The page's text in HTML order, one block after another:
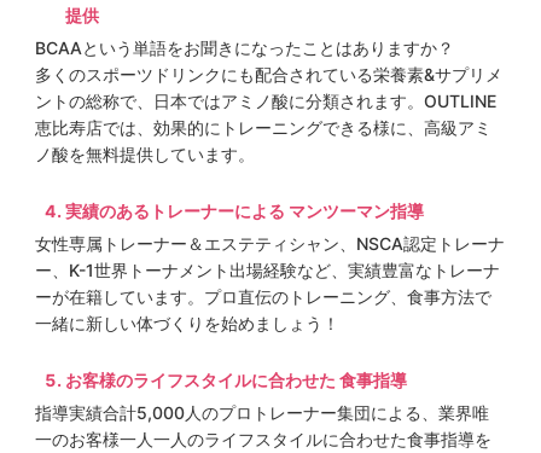
提供
BCAAという単語をお聞きになったことはありますか？
多くのスポーツドリンクにも配合されている栄養素&サプリメ
ントの総称で、日本ではアミノ酸に分類されます。OUTLINE
恵比寿店では、効果的にトレーニングできる様に、高級アミ
ノ酸を無料提供しています。
実績のあるトレーナーによる マンツーマン指導
女性専属トレーナー＆エステティシャン、NSCA認定トレーナ
ー、K-1世界トーナメント出場経験など、実績豊富なトレーナ
ーが在籍しています。プロ直伝のトレーニング、食事方法で
一緒に新しい体づくりを始めましょう！
お客様のライフスタイルに合わせた 食事指導
指導実績合計5,000人のプロトレーナー集団による、業界唯
一のお客様一人一人のライフスタイルに合わせた食事指導を